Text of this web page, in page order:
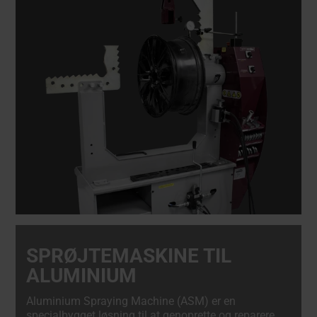
SPRØJTEMASKINE TIL
ALUMINIUM
Aluminium Spraying Machine (ASM) er en